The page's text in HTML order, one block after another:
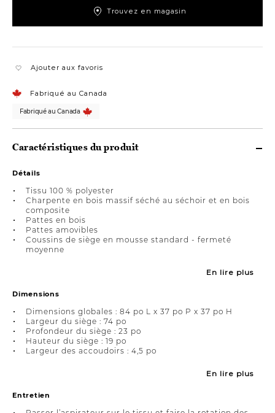
Trouvez en magasin
Ajouter aux favoris
Fabriqué au Canada
Fabriqué au Canada
Caractéristiques du produit
Détails
Tissu 100 % polyester
Charpente en bois massif séché au séchoir et en bois
composite
Pattes en bois
Pattes amovibles
Coussins de siège en mousse standard - fermeté
moyenne
En lire plus
Dimensions
Dimensions globales : 84 po L x 37 po P x 37 po H
Largeur du siège : 74 po
Profondeur du siège : 23 po
Hauteur du siège : 19 po
Largeur des accoudoirs : 4,5 po
En lire plus
Entretien